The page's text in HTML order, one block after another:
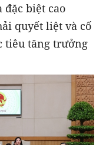
đặc biệt cao
quyết liệt và cố
tiêu tăng trưởng